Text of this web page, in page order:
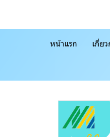
หน้าแรก เกี่ยว